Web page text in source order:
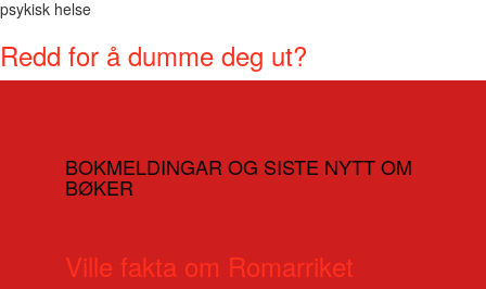
psykisk helse
Redd for å dumme deg ut?
BOKMELDINGAR OG SISTE NYTT OM
BØKER
Ville fakta om Romarriket